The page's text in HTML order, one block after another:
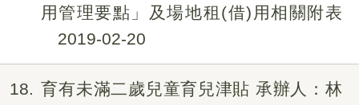
用管理要點」及場地租(借)用相關附表
2019-02-20
18
育有未滿二歲兒童育兒津貼 承辦人：林